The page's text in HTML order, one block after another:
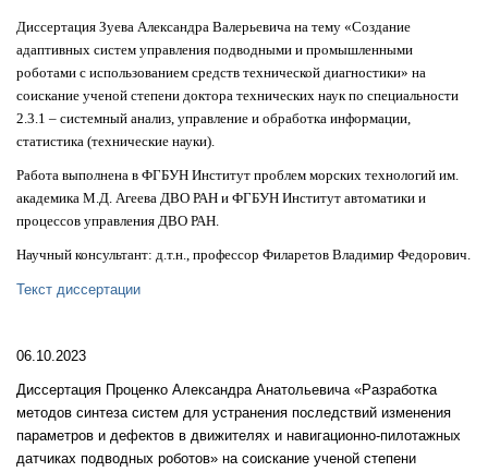
Диссертация Зуева Александра Валерьевича на тему «Создание
адаптивных систем управления подводными и промышленными
роботами с использованием средств технической диагностики» на
соискание ученой степени доктора технических наук по специальности
2.3.1 – системный анализ, управление и обработка информации,
статистика (технические науки).
Работа выполнена в ФГБУН Институт проблем морских технологий им.
академика М.Д. Агеева ДВО РАН и ФГБУН Институт автоматики и
процессов управления ДВО РАН.
Научный консультант: д.т.н., профессор Филаретов Владимир Федорович.
Текст диссертации
06.10.2023
Диссертация Проценко Александра Анатольевича «Разработка
методов синтеза систем для устранения последствий изменения
параметров и дефектов в движителях и навигационно-пилотажных
датчиках подводных роботов» на соискание ученой степени